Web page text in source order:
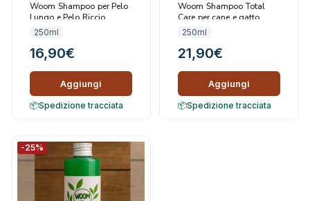
Woom Shampoo per Pelo
Lungo e Pelo Riccio
250ml
16,90€
Aggiungi
Spedizione tracciata
Woom Shampoo Total
Care per cane e gatto
250ml
21,90€
Aggiungi
Spedizione tracciata
-25%